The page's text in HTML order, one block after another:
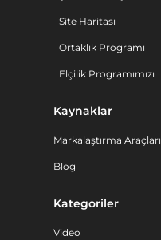
Site Haritası
Ortaklık Programı
Elçilik Programımızı
Kaynaklar
Markalaştırma Araçları
Blog
Kategoriler
Video